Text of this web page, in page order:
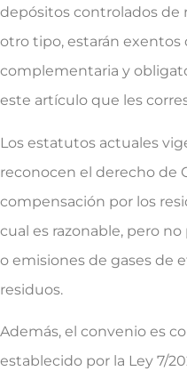
depósitos controlados de
otro tipo, estarán exentos
complementaria y
este artículo que les
Los estatutos actuales
reconocen el derecho de
compensación por los
cual es razonable, pero
o emisiones de gases de
residuos.
Además, el convenio es
establecido por la Ley 7/